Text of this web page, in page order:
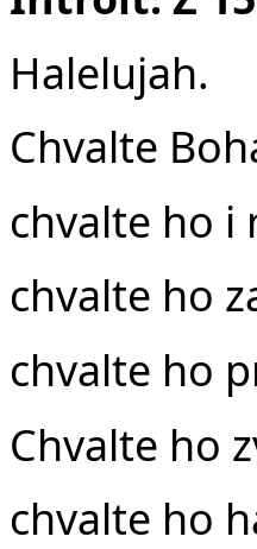
Halelujah.
Chvalte
chvalte ho i
chvalte ho
chvalte ho
Chvalte ho
chvalte ho